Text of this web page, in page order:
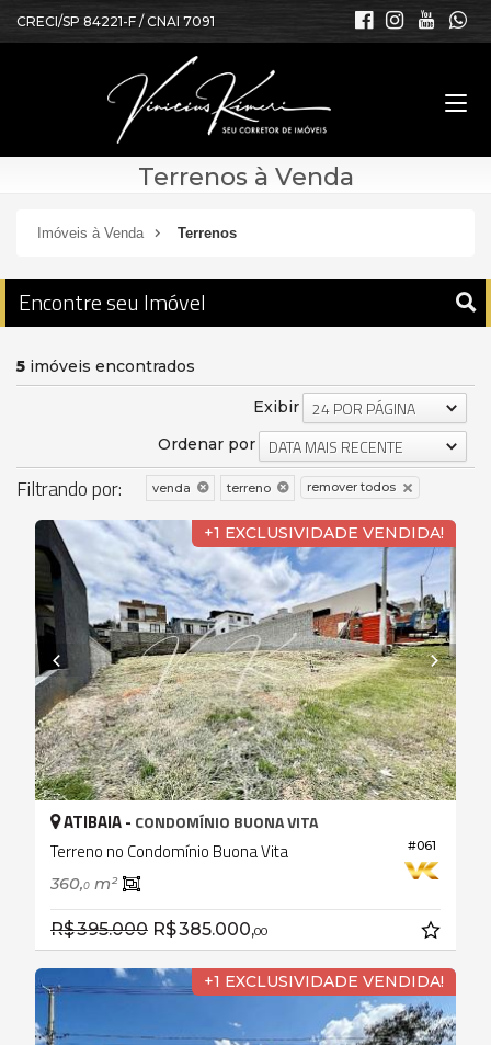
CRECI/SP 84221-F / CNAI 7091
Terrenos à Venda
Imóveis à Venda Terrenos
Encontre seu Imóvel
5 imóveis encontrados
Exibir 24 POR PÁGINA
Ordenar por DATA MAIS RECENTE
Filtrando por: venda terreno remover todos
+1 EXCLUSIVIDADE VENDIDA!
#061
ATIBAIA - CONDOMÍNIO BUONA VITA
Terreno no Condomínio Buona Vita
360,0 m²
R$ 395.000 R$ 385.000,00
+1 EXCLUSIVIDADE VENDIDA!